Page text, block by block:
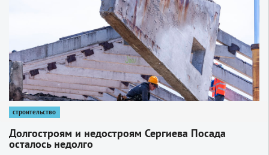
строительство
Долгостроям и недостроям Сергиева Посада
осталось недолго